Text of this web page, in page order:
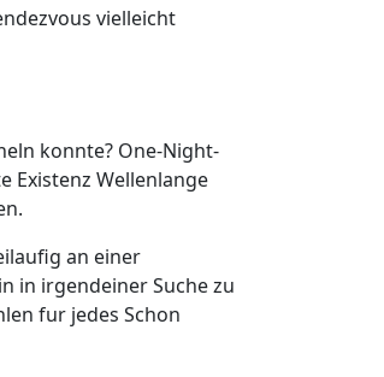
vielleicht
konnte? One-Night-
Existenz Wellenlange
an einer
in irgendeiner Suche zu
fur jedes Schon